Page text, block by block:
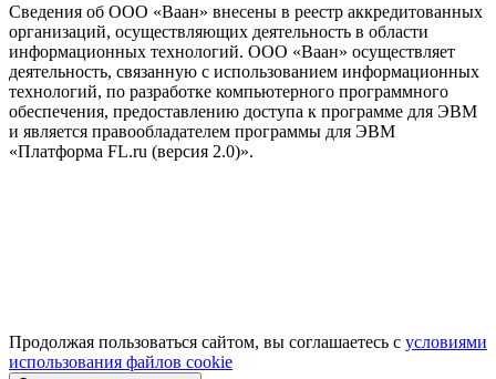
Сведения об ООО «Ваан» внесены в реестр аккредитованных
организаций, осуществляющих деятельность в области
информационных технологий. ООО «Ваан» осуществляет
деятельность, связанную с использованием информационных
технологий, по разработке компьютерного программного
обеспечения, предоставлению доступа к программе для ЭВМ
и является правообладателем программы для ЭВМ
«Платформа FL.ru (версия 2.0)».
Продолжая пользоваться сайтом, вы соглашаетесь с условиями
использования файлов cookie